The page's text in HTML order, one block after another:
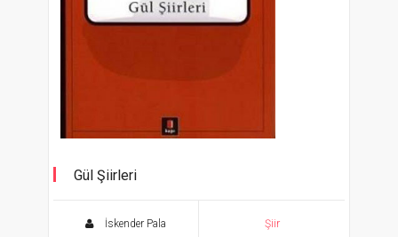
Gül Şiirleri
İskender Pala Şiir